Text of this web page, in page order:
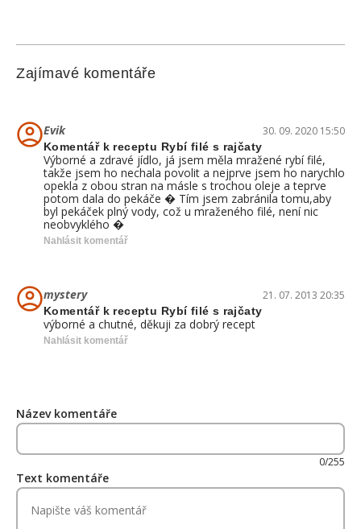
Zajímavé komentáře
Evik 30. 09. 2020 15:50
Komentář k receptu Rybí filé s rajčaty
Výborné a zdravé jídlo, já jsem měla mražené rybí filé,
takže jsem ho nechala povolit a nejprve jsem ho narychlo
opekla z obou stran na másle s trochou oleje a teprve
potom dala do pekáče � Tím jsem zabránila tomu,aby
byl pekáček plný vody, což u mraženého filé, není nic
neobvyklého �
Nahlásit komentář
mystery 21. 07. 2013 20:35
Komentář k receptu Rybí filé s rajčaty
výborné a chutné, děkuji za dobrý recept
Nahlásit komentář
Název komentáře
0/255
Text komentáře